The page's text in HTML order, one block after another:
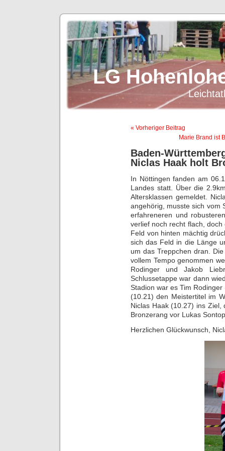
LG
« Vorheriger Beitrag
Marie Brand ist
Baden-
Niclas Haak holt
In Nöttingen fanden am
Landes statt. Über die
Altersklassen gemeldet.
angehörig, musste sich vom
erfahreneren und
verlief noch recht flach,
Feld von hinten mächtig
sich das Feld in die Länge
um das Treppchen dran.
vollem Tempo genommen
Rodinger und Jakob
Schlussetappe war dann
Stadion war es Tim
(10.21) den Meistertitel im
Niclas Haak (10.27) ins
Bronzerang vor Lukas
Herzlichen Glückwunsch,